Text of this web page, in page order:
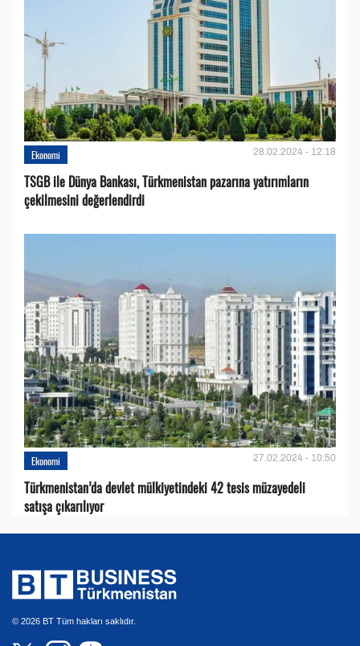
Ekonomi 28.02.2024 - 12:18
TSGB ile Dünya Bankası, Türkmenistan pazarına yatırımların
çekilmesini değerlendirdi
Ekonomi 27.02.2024 - 10:50
Türkmenistan’da devlet mülkiyetindeki 42 tesis müzayedeli
satışa çıkarılıyor
© 2026 BT Tüm hakları saklıdır.